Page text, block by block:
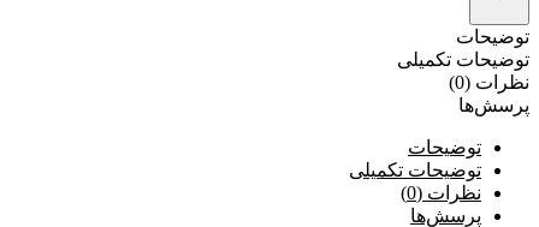
توضیحات
توضیحات تکمیلی
نظرات (0)
پرسش‌ها
توضیحات
توضیحات تکمیلی
نظرات (0)
پرسش‌ها